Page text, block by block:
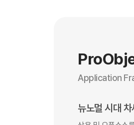
Application
뉴노멀 시대